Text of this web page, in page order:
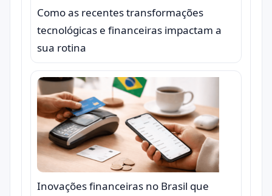
Como as recentes transformações
tecnológicas e financeiras impactam a
sua rotina
Inovações financeiras no Brasil que